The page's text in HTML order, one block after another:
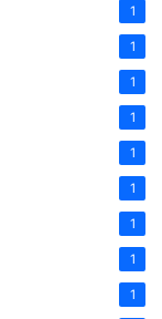
1
1
1
1
1
1
1
1
1